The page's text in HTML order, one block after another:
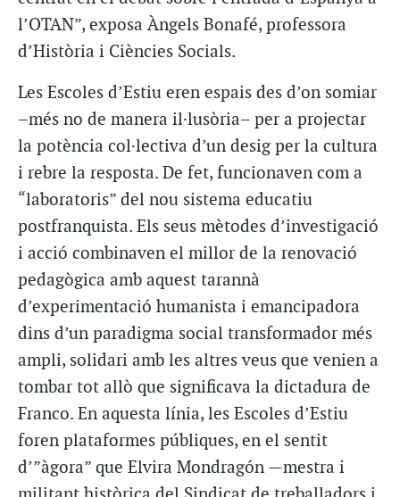
l’OTAN”, exposa Àngels Bonafé, professora
d’Història i Ciències Socials.
Les Escoles d’Estiu eren espais des d’on somiar
–més no de manera il·lusòria– per a projectar
la potència col·lectiva d’un desig per la cultura
i rebre la resposta. De fet, funcionaven com a
“laboratoris” del nou sistema educatiu
postfranquista. Els seus mètodes d’investigació
i acció combinaven el millor de la renovació
pedagògica amb aquest tarannà
d’experimentació humanista i emancipadora
dins d’un paradigma social transformador més
ampli, solidari amb les altres veus que venien a
tombar tot allò que significava la dictadura de
Franco. En aquesta línia, les Escoles d’Estiu
foren plataformes públiques, en el sentit
d’”àgora” que Elvira Mondragón —mestra i